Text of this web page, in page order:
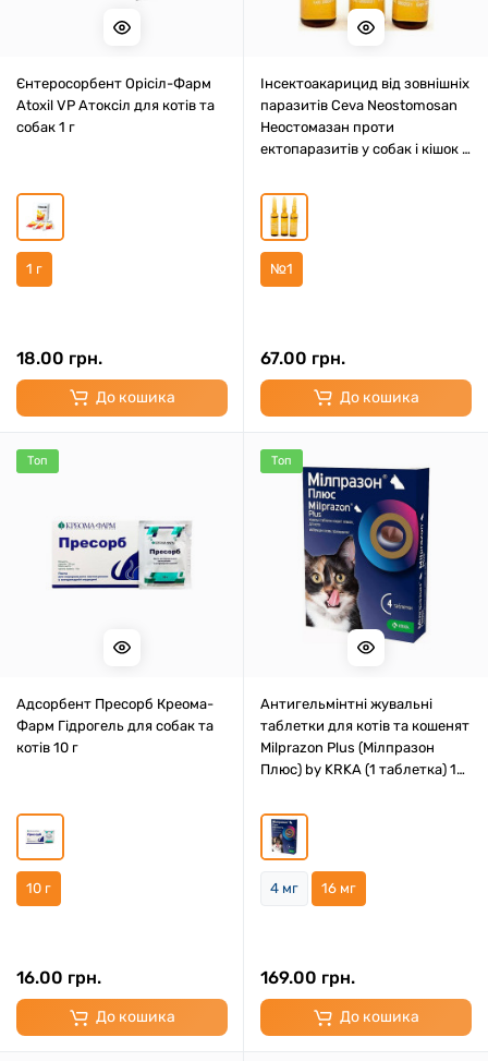
Єнтеросорбент Орісіл-Фарм
Atoxil VP Атоксіл для котів та
собак 1 г
1 г
18.00 грн.
До кошика
Інсектоакарицид від зовнішніх
паразитів Ceva Neostomosan
Неостомазан проти
ектопаразитів у собак і кішок 5
№1
67.00 грн.
До кошика
Топ
Адсорбент Пресорб Креома-
Фарм Гідрогель для собак та
котів 10 г
10 г
16.00 грн.
До кошика
Топ
Антигельмінтні жувальні
таблетки для котів та кошенят
Milprazon Plus (Мілпразон
Плюс) by KRKA (1 таблетка) 16
4 мг 16 мг
169.00 грн.
До кошика